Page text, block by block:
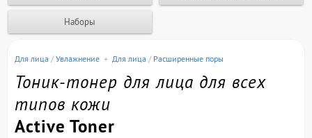
Наборы
Для лица /Увлажнение + Для лица / Расширенные поры
Тоник-тонер для лица для всех
типов кожи
Active Toner